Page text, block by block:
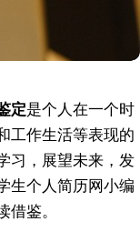
定是个人在一个时
工作生活等表现的
习，展望未来，发
生个人简历网小编
鉴。